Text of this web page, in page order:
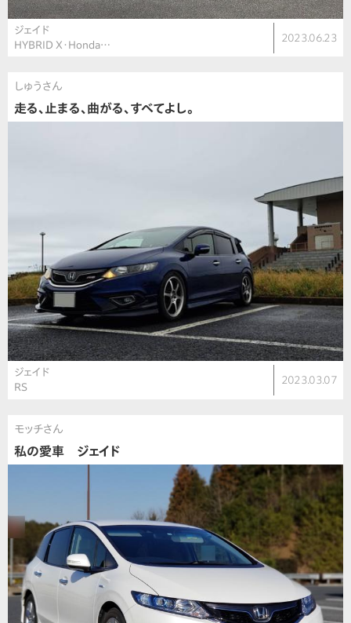
ジェイド
HYBRID X・Honda…
2023.06.23
しゅうさん
走る、止まる、曲がる、すべてよし。
ジェイド
RS
2023.03.07
モッチさん
私の愛車 ジェイド